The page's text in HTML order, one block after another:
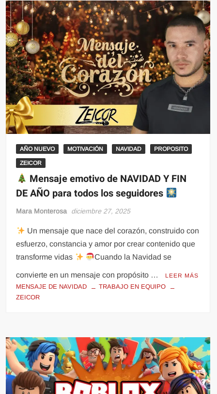
AÑO NUEVO MOTIVACIÓN NAVIDAD PROPOSITO
ZEICOR
Mensaje emotivo de NAVIDAD Y FIN
DE AÑO para todos los seguidores
Mara Monterosa diciembre 27, 2025
Un mensaje que nace del corazón, construido con
esfuerzo, constancia y amor por crear contenido que
transforme vidas
Cuando la Navidad se
convierte en un mensaje con propósito … LEER MÁS
MENSAJE DE NAVIDAD
TRABAJO EN EQUIPO
ZEICOR